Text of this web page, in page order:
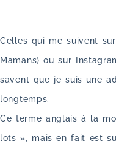
Celles qui me suivent
Mamans) ou sur
savent que je suis une
longtemps.
Ce terme anglais à la
lots », mais en fait est